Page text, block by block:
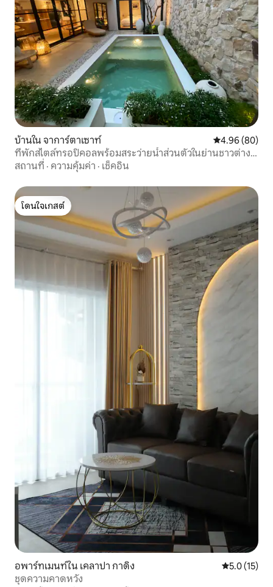
บ้านใน จาการ์ตาเซาท์ คะแนนเฉลี่ย
4.96 (80)
ที่พักสไตล์ทรอปิคอลพร้อมสระว่ายน้ำส่วนตัวในย่านชาวต่าง
ชาติ
สถานที่ · ความคุ้มค่า · เช็คอิน
โดนใจเกสต์
โดนใจเกสต์
อพาร์ทเมนท์ใน เคลาปา กาดิง คะแนนเฉลี่ย
5.0 (15)
ชุดความคาดหวัง